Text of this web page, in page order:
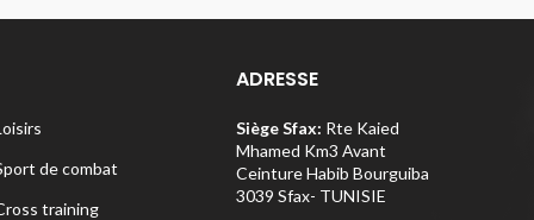
de combat
training
ADRESSE
Siège Sfax: Rte Kaied
Mhamed Km3 Avant
Ceinture Habib Bourguiba
3039 Sfax- TUNISIE